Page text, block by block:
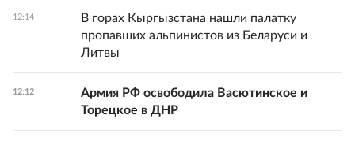
12:14
В горах Кыргызстана нашли палатку
пропавших альпинистов из Беларуси и
Литвы
12:12
Армия РФ освободила Васютинское и
Торецкое в ДНР